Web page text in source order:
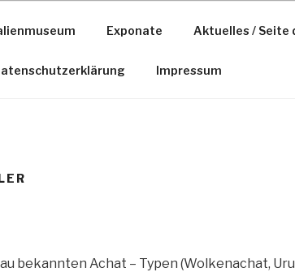
Exponate Aktuelles / Seite
Impressum
bekannten Achat – Typen (Wolkenachat,